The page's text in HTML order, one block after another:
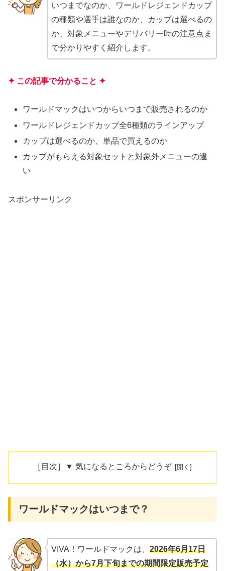
いつまでなのか、ワールドレジェンドカップ
の種類や選手は誰なのか、カップは選べるの
か、対象メニューやデリバリー時の注意点ま
で分かりやすく紹介します。
✦ この記事で分かること ✦
ワールドマックはいつからいつまで販売されるのか
ワールドレジェンドカップ全6種類のラインアップ
カップは選べるのか、単品で買えるのか
カップがもらえる対象セットと対象外メニューの違
い
スポンサーリンク
［目次］▼ 気になるところからどうぞ
ワールドマックはいつまで？
VIVA！ワールドマックは、 2026年6月17日
（水）から7月下旬までの期間限定販売予定